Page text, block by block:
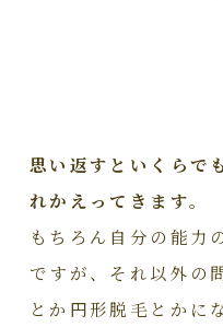
思い返すといくらで
れかえってきます。
もちろん自分の能力
ですが、それ以外の
とか円形脱毛とかに